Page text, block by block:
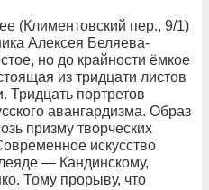
(Климентовский пер., 9/1)
Алексея Беляева-
но до крайности ёмкое
из тридцати листов
Тридцать портретов
авангардизма. Образ
призму творческих
искусство
— Кандинскому,
Тому прорыву, что